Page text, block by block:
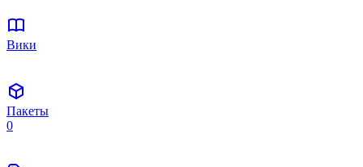
Вики
Пакеты
0